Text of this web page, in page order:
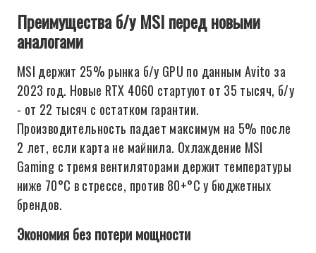
Преимущества б/у MSI перед новыми
аналогами
MSI держит 25% рынка б/у GPU по данным Avito за
2023 год. Новые RTX 4060 стартуют от 35 тысяч, б/у
- от 22 тысяч с остатком гарантии.
Производительность падает максимум на 5% после
2 лет, если карта не майнила. Охлаждение MSI
Gaming с тремя вентиляторами держит температуры
ниже 70°C в стрессе, против 80+°C у бюджетных
брендов.
Экономия без потери мощности